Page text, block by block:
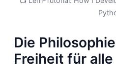
Die
Freiheit für alle